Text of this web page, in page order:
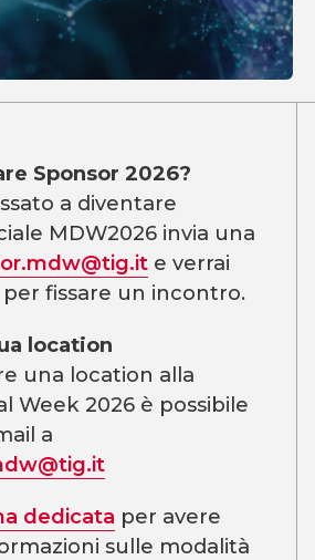
Sponsor 2026?
a diventare
MDW2026 invia una
e verrai
fissare un incontro.
location
una location alla
Week 2026 è possibile
a
dedicata per avere
sulle modalità